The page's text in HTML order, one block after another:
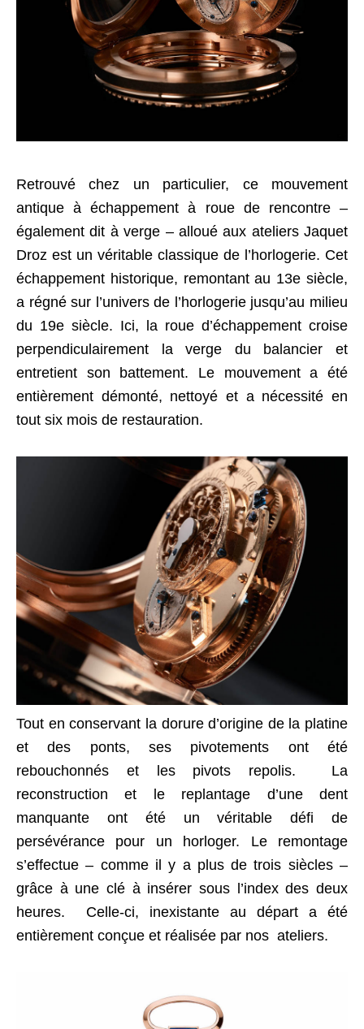
Retrouvé chez un particulier, ce mouvement
antique à échappement à roue de rencontre –
également dit à verge – alloué aux ateliers Jaquet
Droz est un véritable classique de l’horlogerie. Cet
échappement historique, remontant au 13e siècle,
a régné sur l’univers de l’horlogerie jusqu’au milieu
du 19e siècle. Ici, la roue d’échappement croise
perpendiculairement la verge du balancier et
entretient son battement. Le mouvement a été
entièrement démonté, nettoyé et a nécessité en
tout six mois de restauration.
Tout en conservant la dorure d’origine de la platine
et des ponts, ses pivotements ont été
rebouchonnés et les pivots repolis. La
reconstruction et le replantage d’une dent
manquante ont été un véritable défi de
persévérance pour un horloger. Le remontage
s’effectue – comme il y a plus de trois siècles –
grâce à une clé à insérer sous l’index des deux
heures. Celle-ci, inexistante au départ a été
entièrement conçue et réalisée par nos ateliers.